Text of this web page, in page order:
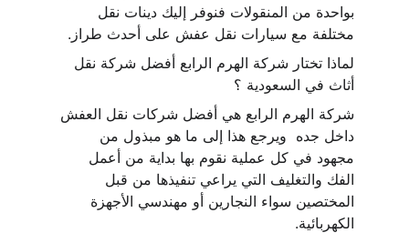
بواحدة من المنقولات فنوفر إليك دينات نقل
مختلفة مع سيارات نقل عفش على أحدث طراز.
لماذا تختار شركة الهرم الرابع أفضل شركة نقل
أثاث في السعودية ؟
شركة الهرم الرابع هي أفضل شركات نقل العفش
داخل جده  ويرجع هذا إلى ما هو مبذول من
مجهود في كل عملية نقوم بها بداية من أعمل
الفك والتغليف التي يراعي تنفيذها من قبل
المختصين سواء النجارين أو مهندسي الأجهزة
الكهربائية.